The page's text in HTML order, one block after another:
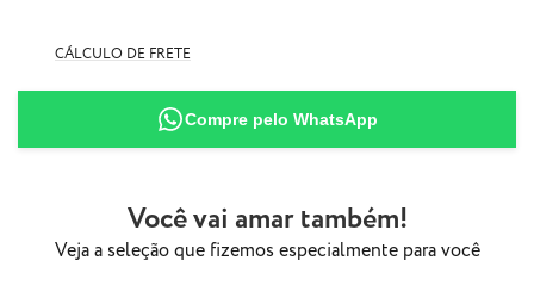
90% Poliamida
CÁLCULO DE FRETE
Compre pelo WhatsApp
Você vai amar também!
Veja a seleção que fizemos especialmente para você